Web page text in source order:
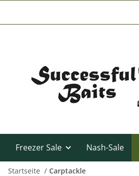
Freezer Sale Nash-Sale
Startseite Carptackle